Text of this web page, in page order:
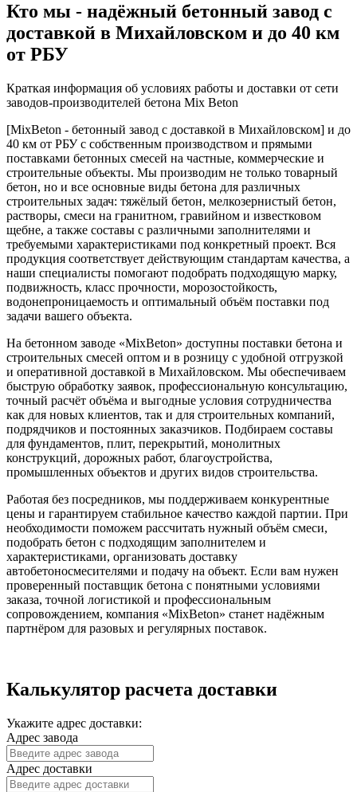
Кто мы - надёжный бетонный завод с
доставкой в Михайловском и до 40 км
от РБУ
Краткая информация об условиях работы и доставки от сети
заводов-производителей бетона Mix Beton
[MixBeton - бетонный завод с доставкой в Михайловском] и до
40 км от РБУ с собственным производством и прямыми
поставками бетонных смесей на частные, коммерческие и
строительные объекты. Мы производим не только товарный
бетон, но и все основные виды бетона для различных
строительных задач: тяжёлый бетон, мелкозернистый бетон,
растворы, смеси на гранитном, гравийном и известковом
щебне, а также составы с различными заполнителями и
требуемыми характеристиками под конкретный проект. Вся
продукция соответствует действующим стандартам качества, а
наши специалисты помогают подобрать подходящую марку,
подвижность, класс прочности, морозостойкость,
водонепроницаемость и оптимальный объём поставки под
задачи вашего объекта.
На бетонном заводе «MixBeton» доступны поставки бетона и
строительных смесей оптом и в розницу с удобной отгрузкой
и оперативной доставкой в Михайловском. Мы обеспечиваем
быструю обработку заявок, профессиональную консультацию,
точный расчёт объёма и выгодные условия сотрудничества
как для новых клиентов, так и для строительных компаний,
подрядчиков и постоянных заказчиков. Подбираем составы
для фундаментов, плит, перекрытий, монолитных
конструкций, дорожных работ, благоустройства,
промышленных объектов и других видов строительства.
Работая без посредников, мы поддерживаем конкурентные
цены и гарантируем стабильное качество каждой партии. При
необходимости поможем рассчитать нужный объём смеси,
подобрать бетон с подходящим заполнителем и
характеристиками, организовать доставку
автобетоносмесителями и подачу на объект. Если вам нужен
проверенный поставщик бетона с понятными условиями
заказа, точной логистикой и профессиональным
сопровождением, компания «MixBeton» станет надёжным
партнёром для разовых и регулярных поставок.
Калькулятор расчета доставки
Укажите адрес доставки:
Адрес завода
Адрес доставки